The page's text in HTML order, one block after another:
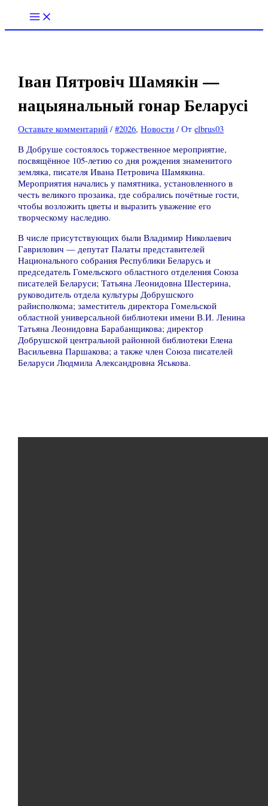
содержимому
Іван Пятровіч Шамякін —
нацыянальный гонар Беларусі
Оставьте комментарий /#2026,Новости / Отelbrus03
В Добруше состоялось торжественное мероприятие,
посвящённое 105-летию со дня рождения знаменитого
земляка, писателя Ивана Петровича Шамякина.
Мероприятия начались у памятника, установленного в
честь великого прозаика, где собрались почётные гости,
чтобы возложить цветы и выразить уважение его
творческому наследию.
В числе присутствующих были Владимир Николаевич
Гаврилович — депутат Палаты представителей
Национального собрания Республики Беларусь и
председатель Гомельского областного отделения Союза
писателей Беларуси; Татьяна Леонидовна Шестерина,
руководитель отдела культуры Добрушского
райисполкома; заместитель директора Гомельской
областной универсальной библиотеки имени В.И. Ленина
Татьяна Леонидовна Барабанщикова; директор
Добрушской центральной районной библиотеки Елена
Васильевна Паршакова; а также член Союза писателей
Беларуси Людмила Александровна Яськова.
здесь...